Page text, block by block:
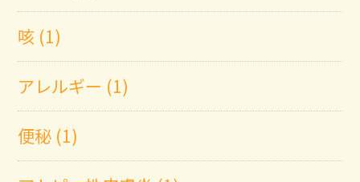
咳 (1)
アレルギー (1)
便秘 (1)